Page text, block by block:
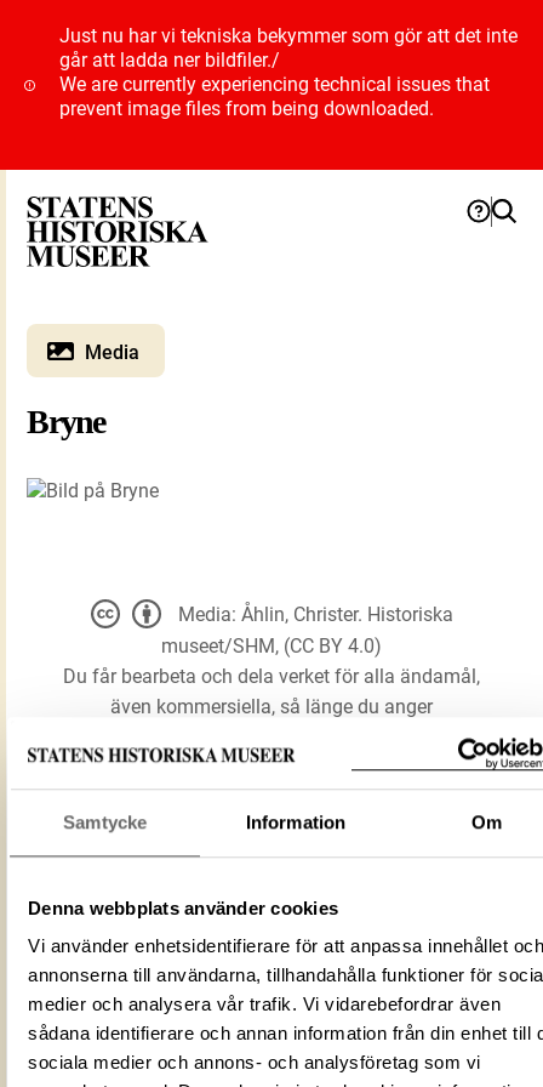
Samtycke Information Om
Denna webbplats använder cookies
Vi använder enhetsidentifierare för att anpassa innehållet och
annonserna till användarna, tillhandahålla funktioner för
medier och analysera vår trafik. Vi vidarebefordrar även
sådana identifierare och annan information från din enhet till
sociala medier och annons- och analysföretag som vi
Just nu har vi tekniska bekymmer som gör att det inte
går att ladda ner bildfiler./
We are currently experiencing technical issues that
prevent image files from being downloaded.
Media
Bryne
Förmålsbenämning
Föremålsnummer 419778_HST
ID‑nummer
8C7BEDC9-6A8A-4426-BA29-
FB6C9BAF463E
Fotograf
Åhlin, Christer
Media: Åhlin, Christer. Historiska
museet/SHM, (CC BY 4.0)
Du får bearbeta och dela verket för alla ändamål,
även kommersiella, så länge du anger
LADDA NER MEDIA